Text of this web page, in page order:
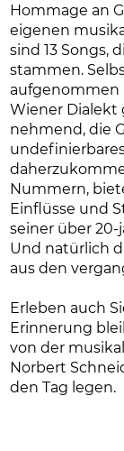
Hommage an
eigenen
sind 13 Songs,
stammen.
aufgenommen
Wiener Dialekt
nehmend, die
Nummern,
Einflüsse und
seiner über
Und natürlich
aus den
Erleben auch
Erinnerung
von der
Norbert
den Tag legen.